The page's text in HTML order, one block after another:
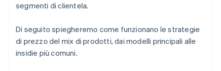
segmenti di clientela.
Di seguito spiegheremo come funzionano le strategie
di prezzo del mix di prodotti, dai modelli principali alle
insidie più comuni.